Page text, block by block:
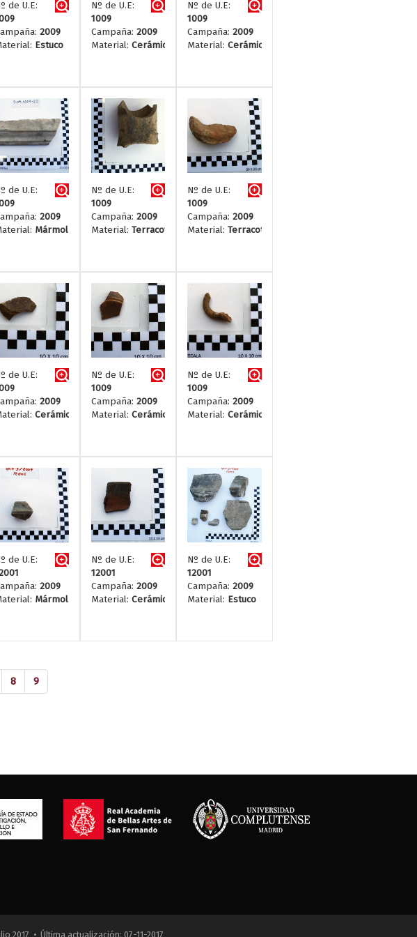
de U.E:
2009
Estuco
Nº de U.E:
1009
Campaña: 2009
Material: Cerámica
Nº de U.E:
1009
Campaña:2009
Material:Cerámica
de U.E:
2009
Mármol
Nº de U.E:
1009
Campaña: 2009
Material: Terracotta
Nº de U.E:
1009
Campaña:2009
Material:Terracotta
de U.E:
2009
Cerámica
Nº de U.E:
1009
Campaña: 2009
Material: Cerámica
Nº de U.E:
1009
Campaña:2009
Material:Cerámica
de U.E:
2009
Mármol
Nº de U.E:
12001
Campaña: 2009
Material: Cerámica
Nº de U.E:
12001
Campaña:2009
Material: Estuco
8 9
2017 • Última actualización: 07-11-2017